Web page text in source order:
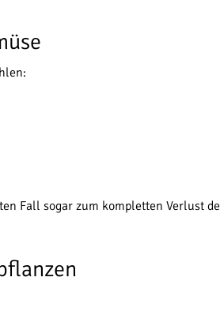
Fall sogar zum kompletten Verlust